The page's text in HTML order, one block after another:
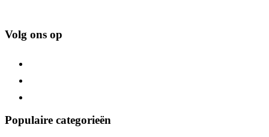
Volg ons op
Populaire categorieën